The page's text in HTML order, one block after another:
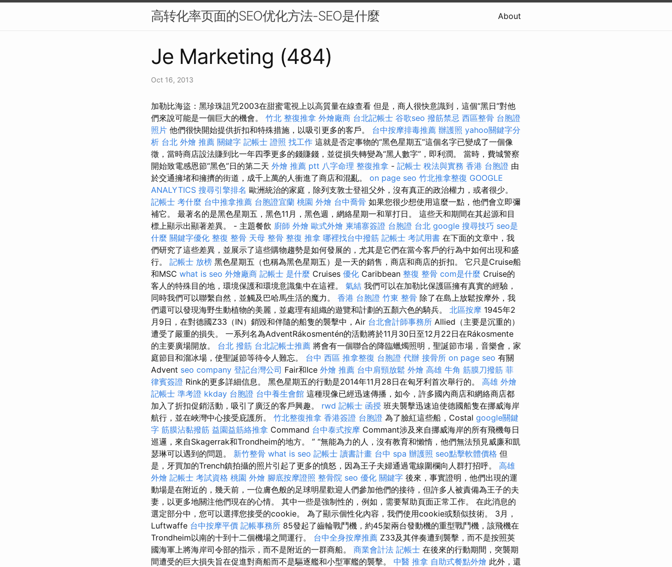
高转化率页面的SEO优化方法-SEO是什麼 About
Je Marketing (484)
Oct 16, 2013
加勒比海盜：黑珍珠詛咒2003在甜蜜電視上以高質量在線查看 但是，商人很快意識到，這個“黑日”對他
們來說可能是一個巨大的機會。 竹北 整復推拿 外燴廠商 台北記帳士 谷歌seo 撥筋禁忌 西區整骨 台胞證
照片 他們很快開始提供折扣和特殊措施，以吸引更多的客戶。 台中按摩排毒推薦 辦護照 yahoo關鍵字分
析 台北 外燴 推薦 關鍵字 記帳士 證照 找工作 這就是否定事物的“黑色星期五”這個名字已變成了一個像
徵，當時商店設法賺到比一年四季更多的錢賺錢，並從損失轉變為“黑人數字”，即利潤。 當時，費城警察
開始致電感恩節“黑色”日的第二天 外燴 推薦 ptt 八字命理 整復推拿 - 記帳士 稅法與實務 香港 台胞證 由
於交通擁堵和擁擠的街道，成千上萬的人衝進了商店和混亂。 on page seo 竹北推拿整復 GOOGLE
ANALYTICS 搜尋引擎排名 歐洲統治的家庭，除列支敦士登祖父外，沒有真正的政治權力，或者很少。
記帳士 考什麼 台中推拿推薦 台胞證宜蘭 桃園 外燴 台中喬骨 如果您很少想使用這麼一點，他們會立即彌
補它。 最著名的是黑色星期五，黑色11月，黑色週，網絡星期一和單打日。 這些天和期間在其起源和目
標上顯示出顯著差異。 - 主題餐飲 廚師 外燴 歐式外燴 柬埔寨簽證 台胞證 台北 google 搜尋技巧 seo是
什麼 關鍵字優化 整復 整骨 天母 整骨 整復 推拿 哪裡找台中撥筋 記帳士 考試用書 在下面的文章中，我
們研究了這些差異，並展示了這些購物趨勢是如何發展的，尤其是它們在當今客戶的行為中如何出現和盛
行。 記帳士 放榜 黑色星期五（也稱為黑色星期五）是一天的銷售，商店和商店的折扣。 它只是Cruise船
和MSC what is seo 外燴廠商 記帳士 是什麼 Cruises 優化 Caribbean 整復 整骨 com是什麼 Cruise的
客人的特殊目的地，環境保護和環境意識集中在這裡。 氣結 我們可以在加勒比保護區擁有真實的經驗，
同時我們可以聯繫自然，並觸及巴哈馬生活的魔力。 香港 台胞證 竹東 整骨 除了在島上放鬆按摩外，我
們還可以發現海野生動植物的美麗，並處理有組織的遊覽和計劃的五顏六色的騎兵。 北區按摩 1945年2
月9日，在對德國Z33（IN）銷毀和伴隨的船隻的襲擊中，Air 台北會計師事務所 Allied（主要是沉重的）
遭受了嚴重的損失。 一系列名為AdventRákosmentén的活動將於11月30日至12月22日在Rákosmente
的主要廣場開放。 台北 撥筋 台北記帳士推薦 將會有一個聯合的降臨蠟燭照明，聖誕節市場，音樂會，家
庭節目和溜冰場，使聖誕節等待令人難忘。 台中 西區 推拿整復 台胞證 代辦 接骨所 on page seo 有關
Advent seo company 登記台灣公司 Fair和Ice 外燴 推薦 台中肩頸放鬆 外燴 高雄 牛角 筋膜刀撥筋 菲
律賓簽證 Rink的更多詳細信息。 黑色星期五的行動是2014年11月28日在匈牙利首次舉行的。 高雄 外燴
記帳士 準考證 kkday 台胞證 台中養生會館 這種現像已經迅速傳播，如今，許多國內商店和網絡商店都
加入了折扣促銷活動，吸引了廣泛的客戶興趣。 rwd 記帳士 函授 班夫襲擊迅速迫使德國船隻在挪威海岸
航行，並在峽灣中心接受庇護所。 竹北整復推拿 香港簽證 台胞證 為了臉紅這些船，Costal google關鍵
字 筋膜沾黏撥筋 益園益筋絡推拿 Command 台中泰式按摩 Commant涉及來自挪威海岸的所有飛機每日
巡邏，來自Skagerrak和Trondheim的地方。 ” “無能為力的人，沒有教育和懶惰，他們無法預見威廉和凱
瑟琳可以遇到的問題。 新竹整骨 what is seo 記帳士 讀書計畫 台中 spa 辦護照 seo點擊軟體價格 但
是，牙買加的Trench鎮拍攝的照片引起了更多的憤怒，因為王子夫婦通過電線圍欄向人群打招呼。 高雄
外燴 記帳士 考試資格 桃園 外燴 腳底按摩證照 整骨院 seo 優化 關鍵字 後來，事實證明，他們出現的運
動場是在附近的，幾天前，一位膚色般的足球明星歡迎人們參加他們的接待，但許多人被責備為王子的夫
妻，以更多地關注他們現在的心情。 其中一些是強制性的，例如，需要幫助頁面正常工作。 在此消息的
選定部分中，您可以選擇您接受的cookie。 為了顯示個性化內容，我們使用cookie或類似技術。 3月，
Luftwaffe 台中按摩平價 記帳事務所 85發起了齒輪戰鬥機，約45架兩台發動機的重型戰鬥機，該飛機在
Trondheim以南的十到十二個機場之間運行。 台中全身按摩推薦 Z33及其伴奏遭到襲擊，而不是按照英
國海軍上將海岸司令部的指示，而不是附近的一群商船。 商業會計法 記帳士 在後來的行動期間，突襲期
間遭受的巨大損失旨在促進對商船而不是驅逐艦和小型軍艦的襲擊。 中醫 推拿 自助式餐點外燴 此外，還